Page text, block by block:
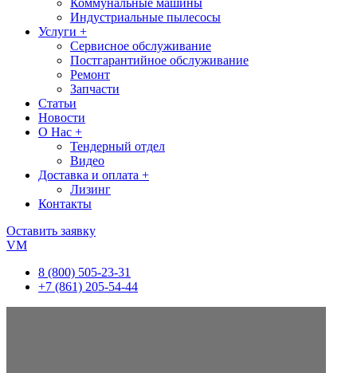
Коммунальные машины
Индустриальные пылесосы
Услуги +
Сервисное обслуживание
Постгарантийное обслуживание
Ремонт
Запчасти
Статьи
Новости
О Нас +
Тендерный отдел
Видео
Доставка и оплата +
Лизинг
Контакты
Оставить заявку
VM
8 (800) 505-23-31
+7 (861) 205-54-44